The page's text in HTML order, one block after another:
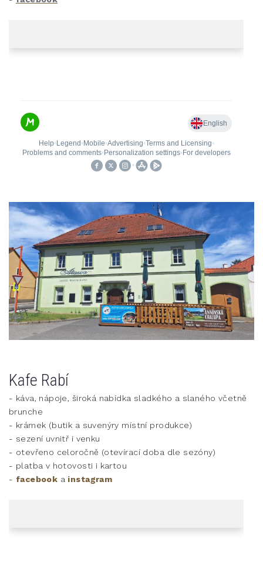
Kafe Rabí
- káva, nápoje, široká nabídka sladkého a slaného včetně
brunche
- krámek (butik a suvenýry místní produkce)
- sezení uvnitř i venku
- otevřeno celoročně (otevírací doba dle sezóny)
- platba v hotovosti i kartou
- facebook a instagram